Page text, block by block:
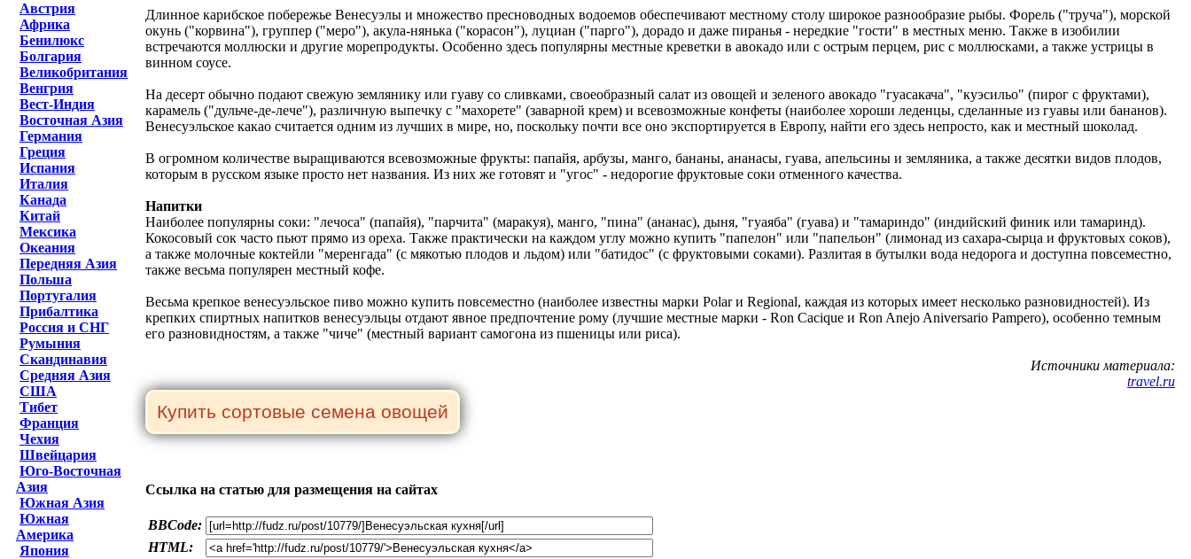
Австрия
Африка
Бенилюкс
Болгария
Великобритания
Венгрия
Вест-Индия
Восточная Азия
Германия
Греция
Испания
Италия
Канада
Китай
Мексика
Океания
Передняя Азия
Польша
Португалия
Прибалтика
Россия и СНГ
Румыния
Скандинавия
Средняя Азия
США
Тибет
Франция
Чехия
Швейцария
Юго-Восточная
Азия
Южная Азия
Южная
Америка
Япония
Длинное карибское побережье Венесуэлы и множество пресноводных водоемов обеспечивают местному столу широкое разнообразие рыбы. Форель ("труча"), морской
окунь ("корвина"), группер ("меро"), акула-нянька ("корасон"), луциан ("парго"), дорадо и даже пиранья - нередкие "гости" в местных меню. Также в изобилии
встречаются моллюски и другие морепродукты. Особенно здесь популярны местные креветки в авокадо или с острым перцем, рис с моллюсками, а также устрицы в
винном соусе.
На десерт обычно подают свежую землянику или гуаву со сливками, своеобразный салат из овощей и зеленого авокадо "гуасакача", "куэсильо" (пирог с фруктами),
карамель ("дульче-де-лече"), различную выпечку с "махорете" (заварной крем) и всевозможные конфеты (наиболее хороши леденцы, сделанные из гуавы или бананов).
Венесуэльское какао считается одним из лучших в мире, но, поскольку почти все оно экспортируется в Европу, найти его здесь непросто, как и местный шоколад.
В огромном количестве выращиваются всевозможные фрукты: папайя, арбузы, манго, бананы, ананасы, гуава, апельсины и земляника, а также десятки видов плодов,
которым в русском языке просто нет названия. Из них же готовят и "угос" - недорогие фруктовые соки отменного качества.
Напитки
Наиболее популярны соки: "лечоса" (папайя), "парчита" (маракуя), манго, "пина" (ананас), дыня, "гуаяба" (гуава) и "тамариндо" (индийский финик или тамаринд).
Кокосовый сок часто пьют прямо из ореха. Также практически на каждом углу можно купить "папелон" или "папельон" (лимонад из сахара-сырца и фруктовых соков),
а также молочные коктейли "меренгада" (с мякотью плодов и льдом) или "батидос" (с фруктовыми соками). Разлитая в бутылки вода недорога и доступна повсеместно,
также весьма популярен местный кофе.
Весьма крепкое венесуэльское пиво можно купить повсеместно (наиболее известны марки Polar и Regional, каждая из которых имеет несколько разновидностей). Из
крепких спиртных напитков венесуэльцы отдают явное предпочтение рому (лучшие местные марки - Ron Cacique и Ron Anejo Aniversario Pampero), особенно темным
его разновидностям, а также "чиче" (местный вариант самогона из пшеницы или риса).
Источники материала:
travel.ru
Ссылка на статью для размещения на сайтах
BBCode:
HTML: